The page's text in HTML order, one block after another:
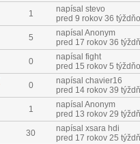
1
napísal stevo
pred 9 rokov 36
5
napísal Anonym
pred 17 rokov 36
0
napísal fight
pred 15 rokov 5
0
napísal chavier16
pred 14 rokov 39
1
napísal Anonym
pred 13 rokov 29
30
napísal xsara hdi
pred 17 rokov 25